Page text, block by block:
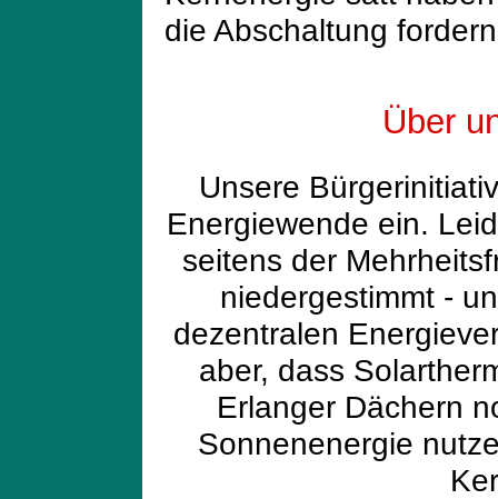
die Abschaltung
Über
Unsere
Energiewende ein.
seitens der
niedergestimmt -
dezentralen
aber, dass
Erlanger Dächern
Sonnenenergie